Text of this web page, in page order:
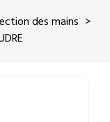
des mains >